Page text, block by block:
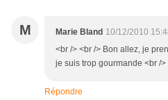
M Marie Bland 10/12/2010
<br /> <br /> Bon allez, je
je suis trop gourmande <br />
Répondre